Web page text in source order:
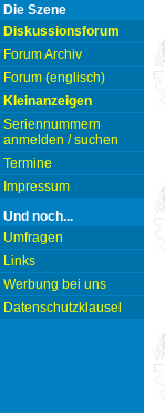
Die Szene
Diskussionsforum
Forum Archiv
Forum (englisch)
Kleinanzeigen
Seriennummern
anmelden / suchen
Termine
Impressum
Und noch...
Umfragen
Links
Werbung bei uns
Datenschutzklausel